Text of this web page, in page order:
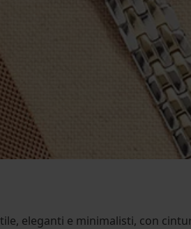
eleganti e minimalisti, con